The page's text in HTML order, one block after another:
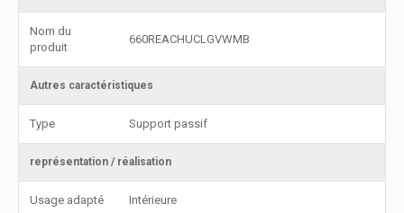
Nom du
produit
660REACHUCLGVWMB
Autres caractéristiques
Type Support passif
représentation / réalisation
Usage adapté Intérieure